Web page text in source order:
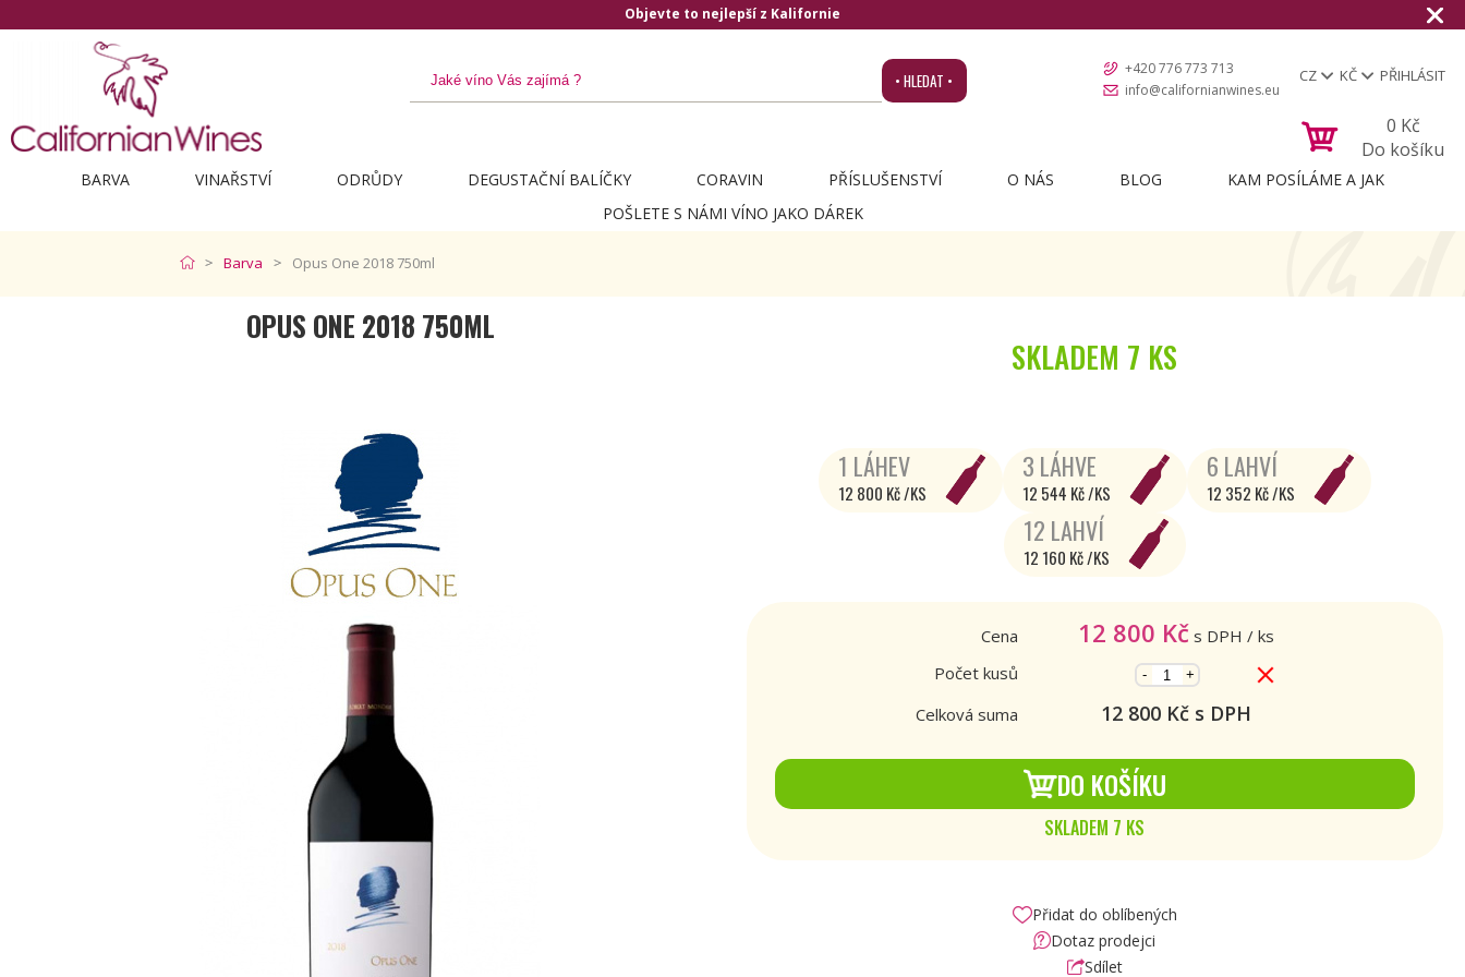
Objevte to nejlepší z Kalifornie
• HLEDAT •
+420 776 773 713
info@californianwines.eu
CZ KČ PŘIHLÁSIT
0 Kč
Do košíku
BARVA VINAŘSTVÍ ODRŮDY DEGUSTAČNÍ BALÍČKY CORAVIN PŘÍSLUŠENSTVÍ O NÁS BLOG
KAM POSÍLÁME A JAK
POŠLETE S NÁMI VÍNO JAKO DÁREK
Barva Opus One 2018 750ml
OPUS ONE 2018 750ML
SKLADEM 7 KS
1 LÁHEV
12 800 Kč /KS
3 LÁHVE
12 544 Kč /KS
6 LAHVÍ
12 352 Kč /KS
12 LAHVÍ
12 160 Kč /KS
Cena 12 800 Kč s DPH / ks
Počet kusů
- +
Celková suma 12 800Kč s DPH
DO KOŠÍKU
SKLADEM 7 KS
Přidat do oblíbených
Dotaz prodejci
Sdílet